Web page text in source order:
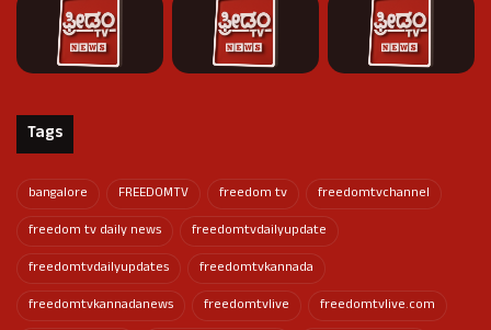
Tags
bangalore FREEDOMTV freedom tv
freedomtvchannel
freedom tv daily news
freedomtvdailyupdate
freedomtvdailyupdates
freedomtvkannada
freedomtvkannadanews
freedomtvlive
freedomtvlive.com